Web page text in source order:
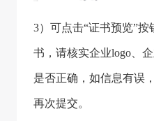
3）可点击“证书预览”
书，请核实企业logo、
是否正确，如信息有误
再次提交。